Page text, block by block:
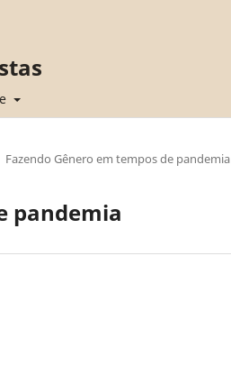
Fazendo Gênero em tempos de pandemia
pandemia